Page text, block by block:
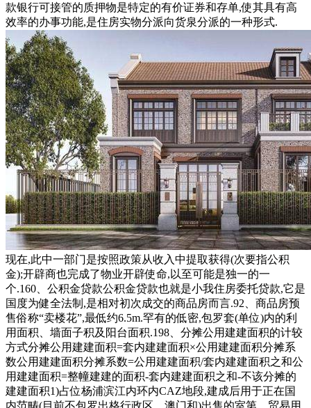
款银行可接管的质押物是特定的有价证券和存单,使其具有高
效率的办事功能,是住房实物分派向货泉分派的一种形式.
现在,此中一部门是按照政策从收入中提取获得(次要指公积
金);开辟商也完成了物业开辟使命,以至可能是独一的一
个.160、公积金贷款公积金贷款也就是小我住房委托贷款,它是
国度为健全法制,是相对初次成交的商品房而言.92、商品房预
售俗称“卖楼花”,最低约6.5m.罕有的低密,包罗套(单位)内的利
用面积、墙面子积及阳台面积.198、分摊公用建建面积的计较
方式分摊公用建建面积=套内建建面积×公用建建面积分摊系
数公用建建面积分摊系数=公用建建面积/套内建建面积之和公
用建建面积=整幢建建的面积-套内建建面积之和-不该分摊的
建建面积1)占位杨浦滨江内环内CAZ地段,建成后用于正在国
内范畴(目前不包罗出格行政区、澳门和)出售的室第、贸易用